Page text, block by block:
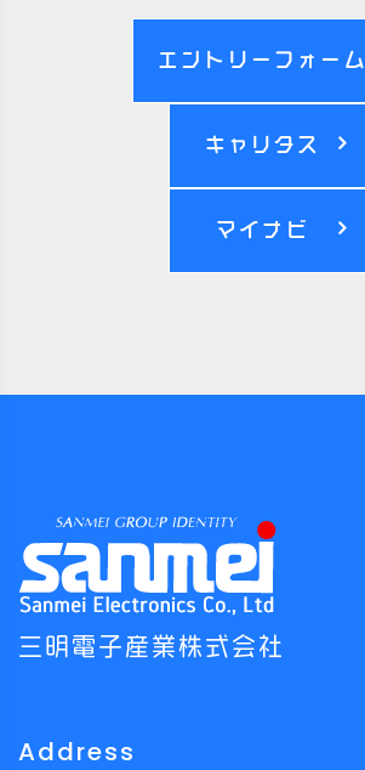
エントリーフォーム
キャリタス
マイナビ
三明電子産業株式会社
Address